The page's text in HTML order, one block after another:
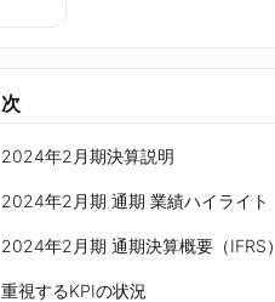
2024年2月期決算説明
2024年2月期 通期 業績ハイライト
2024年2月期 通期決算概要（IFRS）
重視するKPIの状況